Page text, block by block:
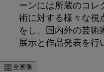
ーンには所蔵のコレ
術に対する様々な視
をし、国内外の芸術
展示と作品発表を行
全画像